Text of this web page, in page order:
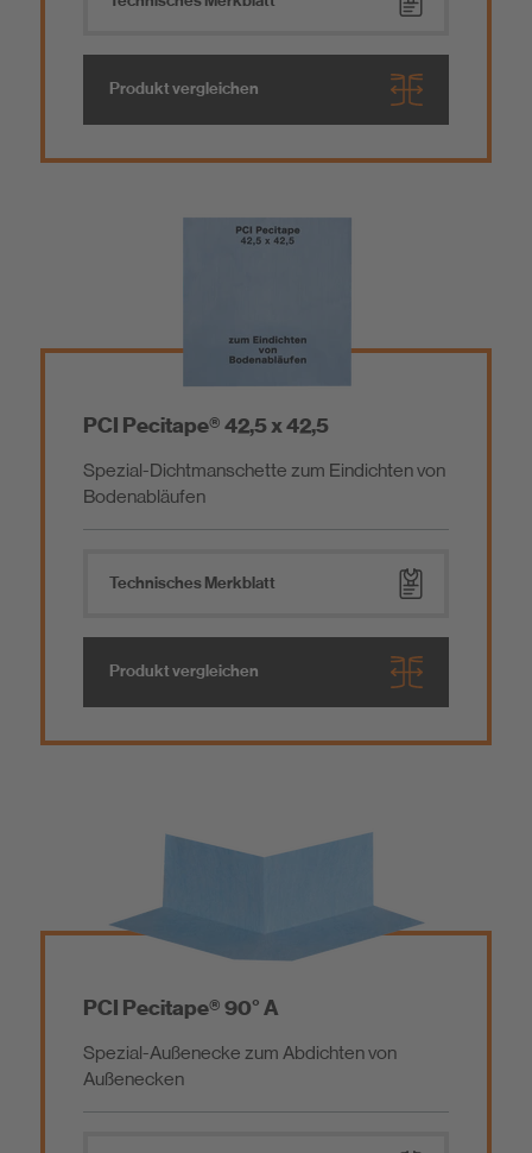
Hartschaumträgerelement
Entkopplung & Trittschalldämmung
Reinigungsprodukte
Zusatzprodukte
Produkt vergleichen
PCI Pecitape® 42,5 x 42,5
Spezial-Dichtmanschette zum Eindichten von
Bodenabläufen
Technisches Merkblatt
Produkt vergleichen
PCI Pecitape® 90° A
Spezial-Außenecke zum Abdichten von
Außenecken